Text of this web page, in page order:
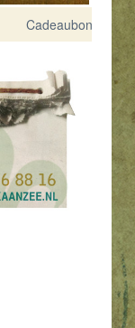
Cadeaubon